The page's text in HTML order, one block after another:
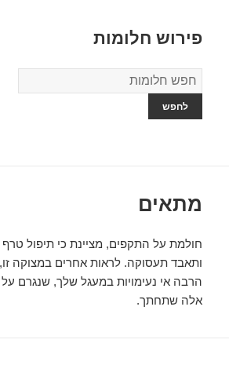
פירוש חלומות
מילון
החלומות
מתאים
חולמת על התקפים, מציינת כי תיפול טרף
ותאבד תעסוקה. לראות אחרים במצוקה זו,
הרבה אי נעימויות במעגל שלך, שנגרם על
אלה שתחתך.